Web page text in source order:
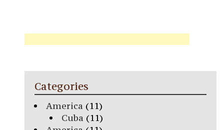
Categories
America (11)
Cuba (11)